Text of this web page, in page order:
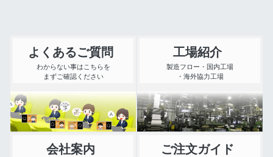
よくあるご質問
わからない事はこちらを
まずご確認ください
工場紹介
製造フロー・国内工場
・海外協力工場
会社案内 ご注文ガイド